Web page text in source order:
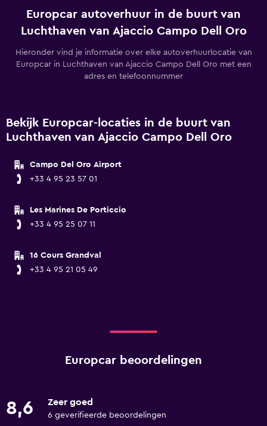
Europcar autoverhuur in de buurt van
Luchthaven van Ajaccio Campo Dell Oro
Hieronder vind je informatie over elke autoverhuurlocatie van
Europcar in Luchthaven van Ajaccio Campo Dell Oro met een
adres en telefoonnummer
Bekijk Europcar-locaties in de buurt van
Luchthaven van Ajaccio Campo Dell Oro
Campo Del Oro Airport
+33 4 95 23 57 01
Les Marines De Porticcio
+33 4 95 25 07 11
16 Cours Grandval
+33 4 95 21 05 49
Europcar beoordelingen
8,6 Zeer goed
6 geverifieerde beoordelingen